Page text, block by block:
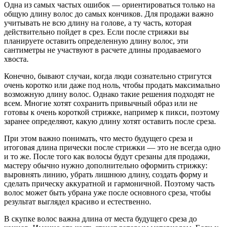
Одна из самых частых ошибок — ориентироваться только на
общую длину волос до самых кончиков. Для продажи важно
учитывать не всю длину на голове, а ту часть, которая
действительно пойдет в срез. Если после стрижки вы
планируете оставить определенную длину волос, эти
сантиметры не участвуют в расчете длины продаваемого
хвоста.
Конечно, бывают случаи, когда люди сознательно стригутся
очень коротко или даже под ноль, чтобы продать максимально
возможную длину волос. Однако такие решения подходят не
всем. Многие хотят сохранить привычный образ или не
готовы к очень короткой стрижке, например к пикси, поэтому
заранее определяют, какую длину хотят оставить после среза.
При этом важно понимать, что место будущего среза и
итоговая длина прически после стрижки — это не всегда одно
и то же. После того как волосы будут срезаны для продажи,
мастеру обычно нужно дополнительно оформить стрижку:
выровнять линию, убрать лишнюю длину, создать форму и
сделать прическу аккуратной и гармоничной. Поэтому часть
волос может быть убрана уже после основного среза, чтобы
результат выглядел красиво и естественно.
В скупке волос важна длина от места будущего среза до